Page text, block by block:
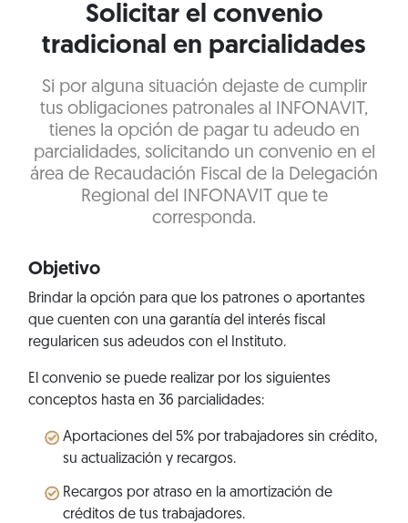
Solicitar el convenio
tradicional en parcialidades
Si por alguna situación dejaste de cumplir
tus obligaciones patronales al INFONAVIT,
tienes la opción de pagar tu adeudo en
parcialidades, solicitando un convenio en el
área de Recaudación Fiscal de la Delegación
Regional del INFONAVIT que te
corresponda.
Objetivo
Brindar la opción para que los patrones o aportantes
que cuenten con una garantía del interés fiscal
regularicen sus adeudos con el Instituto.
El convenio se puede realizar por los siguientes
conceptos hasta en 36 parcialidades:
Aportaciones del 5% por trabajadores sin crédito,
su actualización y recargos.
Recargos por atraso en la amortización de
créditos de tus trabajadores.